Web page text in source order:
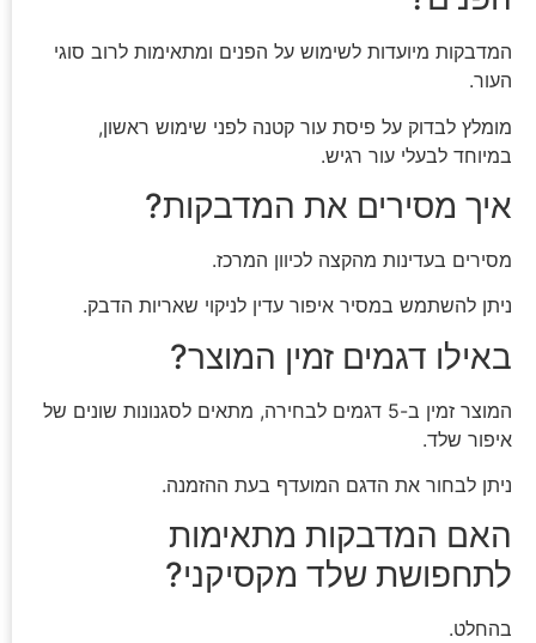
המדבקות מיועדות לשימוש על הפנים ומתאימות לרוב סוגי
העור.
מומלץ לבדוק על פיסת עור קטנה לפני שימוש ראשון,
במיוחד לבעלי עור רגיש.
איך מסירים את המדבקות?
מסירים בעדינות מהקצה לכיוון המרכז.
ניתן להשתמש במסיר איפור עדין לניקוי שאריות הדבק.
באילו דגמים זמין המוצר?
המוצר זמין ב-5 דגמים לבחירה, מתאים לסגנונות שונים של
איפור שלד.
ניתן לבחור את הדגם המועדף בעת ההזמנה.
האם המדבקות מתאימות
לתחפושת שלד מקסיקני?
בהחלט.